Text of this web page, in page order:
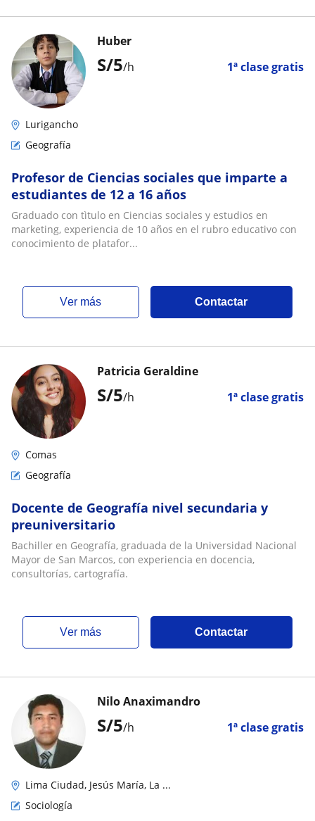
S/5/h 1ª clase gratis
Huber
Lurigancho
Geografía
Profesor de Ciencias sociales que imparte a
estudiantes de 12 a 16 años
Graduado con tìtulo en Ciencias sociales y estudios en
marketing, experiencia de 10 años en el rubro educativo con
conocimiento de platafor...
ver más Contactar
S/5/h 1ª clase gratis
Patricia Geraldine
Comas
Geografía
Docente de Geografía nivel secundaria y
preuniversitario
Bachiller en Geografía, graduada de la Universidad Nacional
Mayor de San Marcos, con experiencia en docencia,
consultorías, cartografía.
ver más Contactar
S/5/h 1ª clase gratis
Nilo Anaximandro
Lima Ciudad, Jesús María, La ...
Sociología